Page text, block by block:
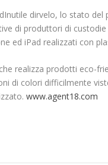
Inutile dirvelo, lo stato del
di produttori di
ed iPad realizzati con
realizza prodotti eco-
di colori difficilmente
www.agent18.com